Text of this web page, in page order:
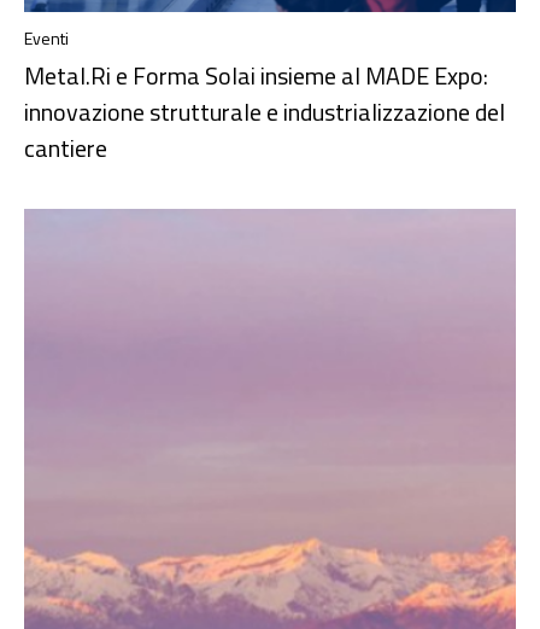
Eventi
Metal.Ri e Forma Solai insieme al MADE Expo:
innovazione strutturale e industrializzazione del
cantiere